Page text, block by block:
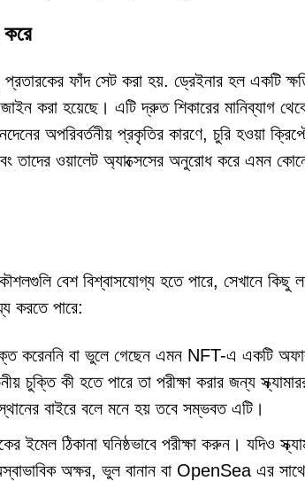
করে
ফাঁদ সেট করা হয়. ড্রেইনার হল একটি
করা হয়েছে। এটি দ্রুত শিকারের মানিব্যাগ
অপরিবর্তনীয় প্রকৃতির কারণে, চুরি হওয়া
তাদের ওয়ালেট অ্যাক্সেসের অনুরোধ করে এমন কোনো
বেশ বিশ্বাসযোগ্য হতে পারে, সেখানে কিছু
করতে পারে:
করেননি বা ভুলে গেছেন এমন NFT-এ একটি
চুক্তি কী হতে পারে তা পরীক্ষা করার জন্য
বাইরে বলে মনে হয় তবে সম্ভবত এটি।
ইমেল ঠিকানা ঘনিষ্ঠভাবে পরীক্ষা করুন। যদিও
অক্ষর, ভুল বানান বা OpenSea এর